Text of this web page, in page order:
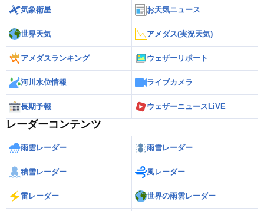
気象衛星 お天気ニュース
世界天気 アメダス(実況天気)
アメダスランキング ウェザーリポート
河川水位情報 ライブカメラ
長期予報 ウェザーニュースLiVE
レーダーコンテンツ
雨雲レーダー 雨雪レーダー
積雪レーダー 風レーダー
雷レーダー 世界の雨雲レーダー